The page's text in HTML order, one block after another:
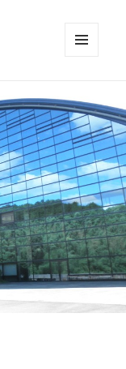
ット